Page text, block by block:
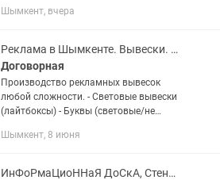
школы и садика и для гос.учреждений
Шымкент, вчера
Реклама в Шымкенте. Вывески. Буквы. Стенды. Баннеры
Договорная
Производство рекламных вывесок
любой сложности. - Световые вывески
(лайтбоксы) - Буквы (световые/не
самоклейке - Стенды всех видов -
Шымкент, 8 июня
ИнФоРмаЦиоННаЯ ДоСкА, СтенДы, КаРмаШкИ для стенды. ШкоЛьНыЕ СтенДы